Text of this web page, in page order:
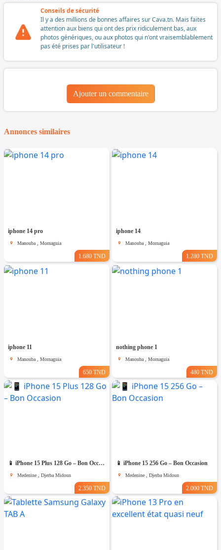
Conseils de sécurité
Il y a des millions de bonnes affaires sur Cava.tn. Mais faites
attention aux biens qui ont des prix ridiculement bas, aux
photos génériques, ou aux photos qui n'ont vraisemblablement
pas été prises par l'utilisateur !
Ajouter un commentaire
Annonces similaires
iphone 14 pro
Manouba , Mornaguia
1.680 TND
iphone 14
Manouba , Mornaguia
1.280 TND
iphone 11
Manouba , Mornaguia
650 TND
nothing phone 1
Manouba , Mornaguia
480 TND
📱 iPhone 15 Plus 128 Go – Bon Occasion
Medenine , Djerba Midoun
2.350 TND
📱 iPhone 15 256 Go – Bon Occasion
Medenine , Djerba Midoun
2.000 TND